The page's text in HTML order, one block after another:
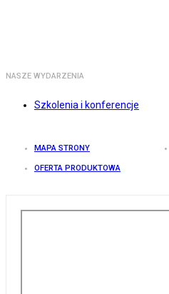
NASZE WYDARZENIA
Szkolenia i konferencje
MAPA STRONY
OFERTA PRODUKTOWA